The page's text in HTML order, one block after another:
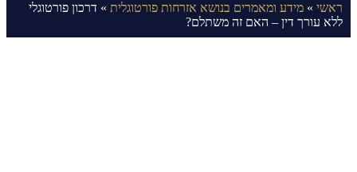
ראשי » מידע ומאמרים בנושא אזרחות פורטוגלית » דרכון פורטוגלי
ללא עורך דין – האם זה משתלם?